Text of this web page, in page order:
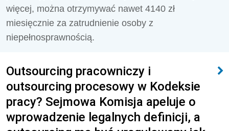
więcej, można otrzymywać nawet 4140 zł
miesięcznie za zatrudnienie osoby z
niepełnosprawnością.
Outsourcing pracowniczy i
outsourcing procesowy w Kodeksie
pracy? Sejmowa Komisja apeluje o
wprowadzenie legalnych definicji, a